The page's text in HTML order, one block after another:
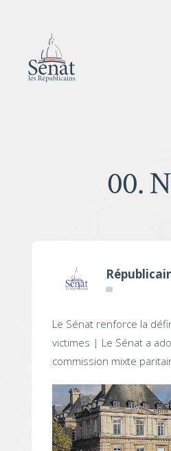
00.
Le Sénat renforce la
victimes | Le Sénat a
commission mixte